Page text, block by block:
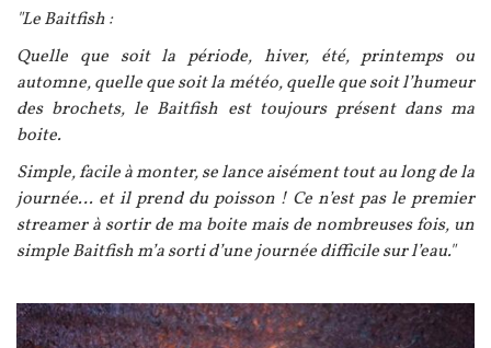
Texte
"Le Baitfish :
Quelle que soit la période, hiver, été, printemps ou
automne, quelle que soit la météo, quelle que soit l’humeur
des brochets, le Baitfish est toujours présent dans ma
boite.
Simple, facile à monter, se lance aisément tout au long de la
journée… et il prend du poisson ! Ce n’est pas le premier
streamer à sortir de ma boite mais de nombreuses fois, un
simple Baitfish m’a sorti d’une journée difficile sur l’eau."
Image